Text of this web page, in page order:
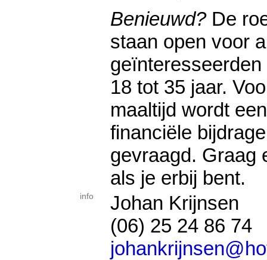
Benieuwd?De
staan open voor
18 tot 35 jaar.
maaltijd wordt
financiële
gevraagd. Graag
als je erbij bent.
info
Johan Krijnsen
(06) 25 24 86 74